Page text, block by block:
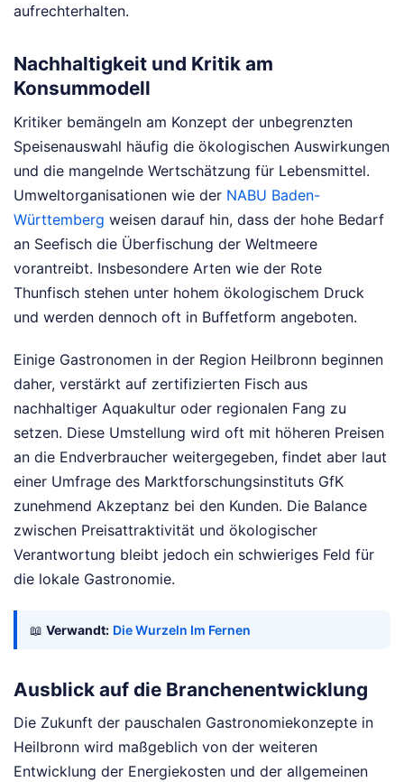
aufrechterhalten.
Nachhaltigkeit und Kritik am
Konsummodell
Kritiker bemängeln am Konzept der unbegrenzten
Speisenauswahl häufig die ökologischen Auswirkungen
und die mangelnde Wertschätzung für Lebensmittel.
Umweltorganisationen wie der NABU Baden-
Württemberg weisen darauf hin, dass der hohe Bedarf
an Seefisch die Überfischung der Weltmeere
vorantreibt. Insbesondere Arten wie der Rote
Thunfisch stehen unter hohem ökologischem Druck
und werden dennoch oft in Buffetform angeboten.
Einige Gastronomen in der Region Heilbronn beginnen
daher, verstärkt auf zertifizierten Fisch aus
nachhaltiger Aquakultur oder regionalen Fang zu
setzen. Diese Umstellung wird oft mit höheren Preisen
an die Endverbraucher weitergegeben, findet aber laut
einer Umfrage des Marktforschungsinstituts GfK
zunehmend Akzeptanz bei den Kunden. Die Balance
zwischen Preisattraktivität und ökologischer
Verantwortung bleibt jedoch ein schwieriges Feld für
die lokale Gastronomie.
📖 Verwandt: Die Wurzeln Im Fernen
Ausblick auf die Branchenentwicklung
Die Zukunft der pauschalen Gastronomiekonzepte in
Heilbronn wird maßgeblich von der weiteren
Entwicklung der Energiekosten und der allgemeinen